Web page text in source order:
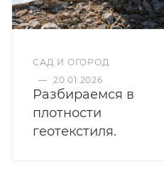
САД И ОГОРОД
— 20.01.2026
Разбираемся в
плотности
геотекстиля.